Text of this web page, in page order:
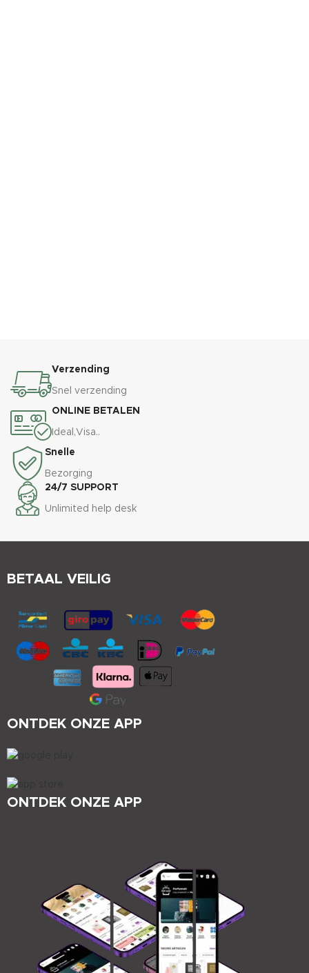
Verzending
Snel verzending
ONLINE BETALEN
Ideal,Visa..
Snelle
Bezorging
24/7 SUPPORT
Unlimited help desk
ONTDEK ONZE APP
ONTDEK ONZE APP
BETAAL VEILIG